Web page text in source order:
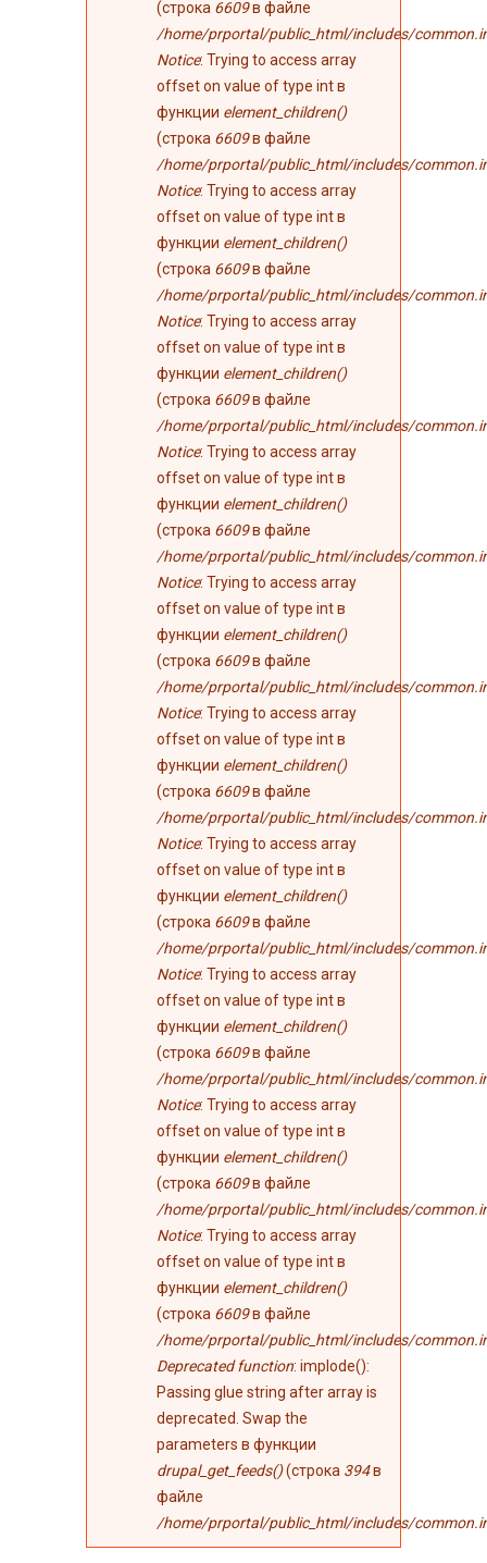
(строка 6609в файле
/home/prportal/public_html/includes/
Notice: Trying to access array
offset on value of type int в
функции element_children()
(строка 6609в файле
/home/prportal/public_html/includes/
Notice: Trying to access array
offset on value of type int в
функции element_children()
(строка 6609в файле
/home/prportal/public_html/includes/
Notice: Trying to access array
offset on value of type int в
функции element_children()
(строка 6609в файле
/home/prportal/public_html/includes/
Notice: Trying to access array
offset on value of type int в
функции element_children()
(строка 6609в файле
/home/prportal/public_html/includes/
Notice: Trying to access array
offset on value of type int в
функции element_children()
(строка 6609в файле
/home/prportal/public_html/includes/
Notice: Trying to access array
offset on value of type int в
функции element_children()
(строка 6609в файле
/home/prportal/public_html/includes/
Notice: Trying to access array
offset on value of type int в
функции element_children()
(строка 6609в файле
/home/prportal/public_html/includes/
Notice: Trying to access array
offset on value of type int в
функции element_children()
(строка 6609в файле
/home/prportal/public_html/includes/
Notice: Trying to access array
offset on value of type int в
функции element_children()
(строка 6609в файле
/home/prportal/public_html/includes/
Notice: Trying to access array
offset on value of type int в
функции element_children()
(строка 6609в файле
/home/prportal/public_html/includes/
Deprecated function: implode():
Passing glue string after array is
deprecated. Swap the
parameters в функции
drupal_get_feeds()(строка 394в
файле
/home/prportal/public_html/includes/